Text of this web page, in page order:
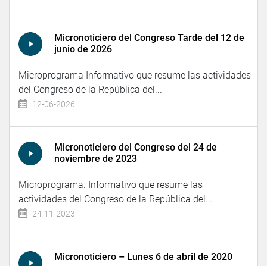
Micronoticiero del Congreso Tarde del 12 de
junio de 2026
Microprograma Informativo que resume las actividades
del Congreso de la República del...
12-06-2026
Micronoticiero del Congreso del 24 de
noviembre de 2023
Microprograma. Informativo que resume las
actividades del Congreso de la República del...
24-11-2023
Micronoticiero – Lunes 6 de abril de 2020